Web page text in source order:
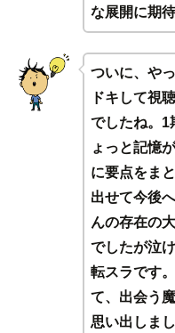
な展開に期
ついに、や
ドキして視
でしたね。1
ょっと記憶
に要点をま
出せて今後
んの存在の
でしたが泣
転スラです
て、出会う
思い出しま